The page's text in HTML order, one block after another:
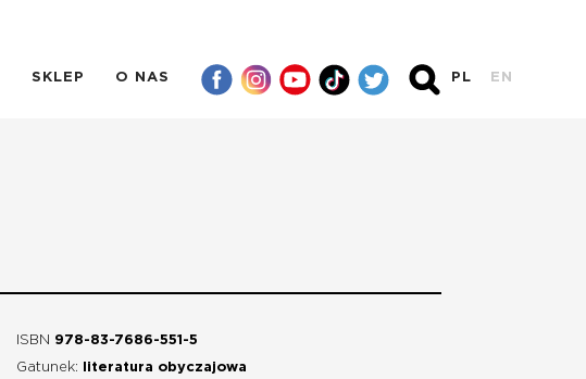
SKLEP O NAS PL EN
ISBN 978-83-7686-551-5
Gatunek:
literatura obyczajowa